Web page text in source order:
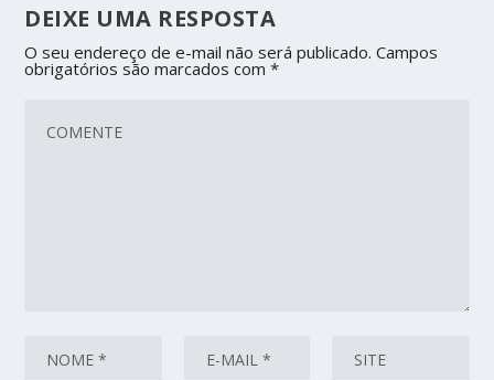
DEIXE UMA RESPOSTA
O seu endereço de e-mail não será publicado. Campos
obrigatórios são marcados com*